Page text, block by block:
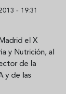
- 19:31
el X
y Nutrición, al
de la
y de las